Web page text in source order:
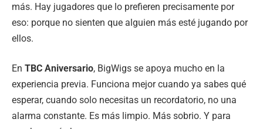
más. Hay jugadores que lo prefieren precisamente por
eso: porque no sienten que alguien más esté jugando por
ellos.
En TBC Aniversario, BigWigs se apoya mucho en la
experiencia previa. Funciona mejor cuando ya sabes qué
esperar, cuando solo necesitas un recordatorio, no una
alarma constante. Es más limpio. Más sobrio. Y para